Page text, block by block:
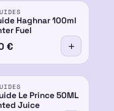
Haghnar 100ml
Fuel
€
Le Prince 50ML
Juice